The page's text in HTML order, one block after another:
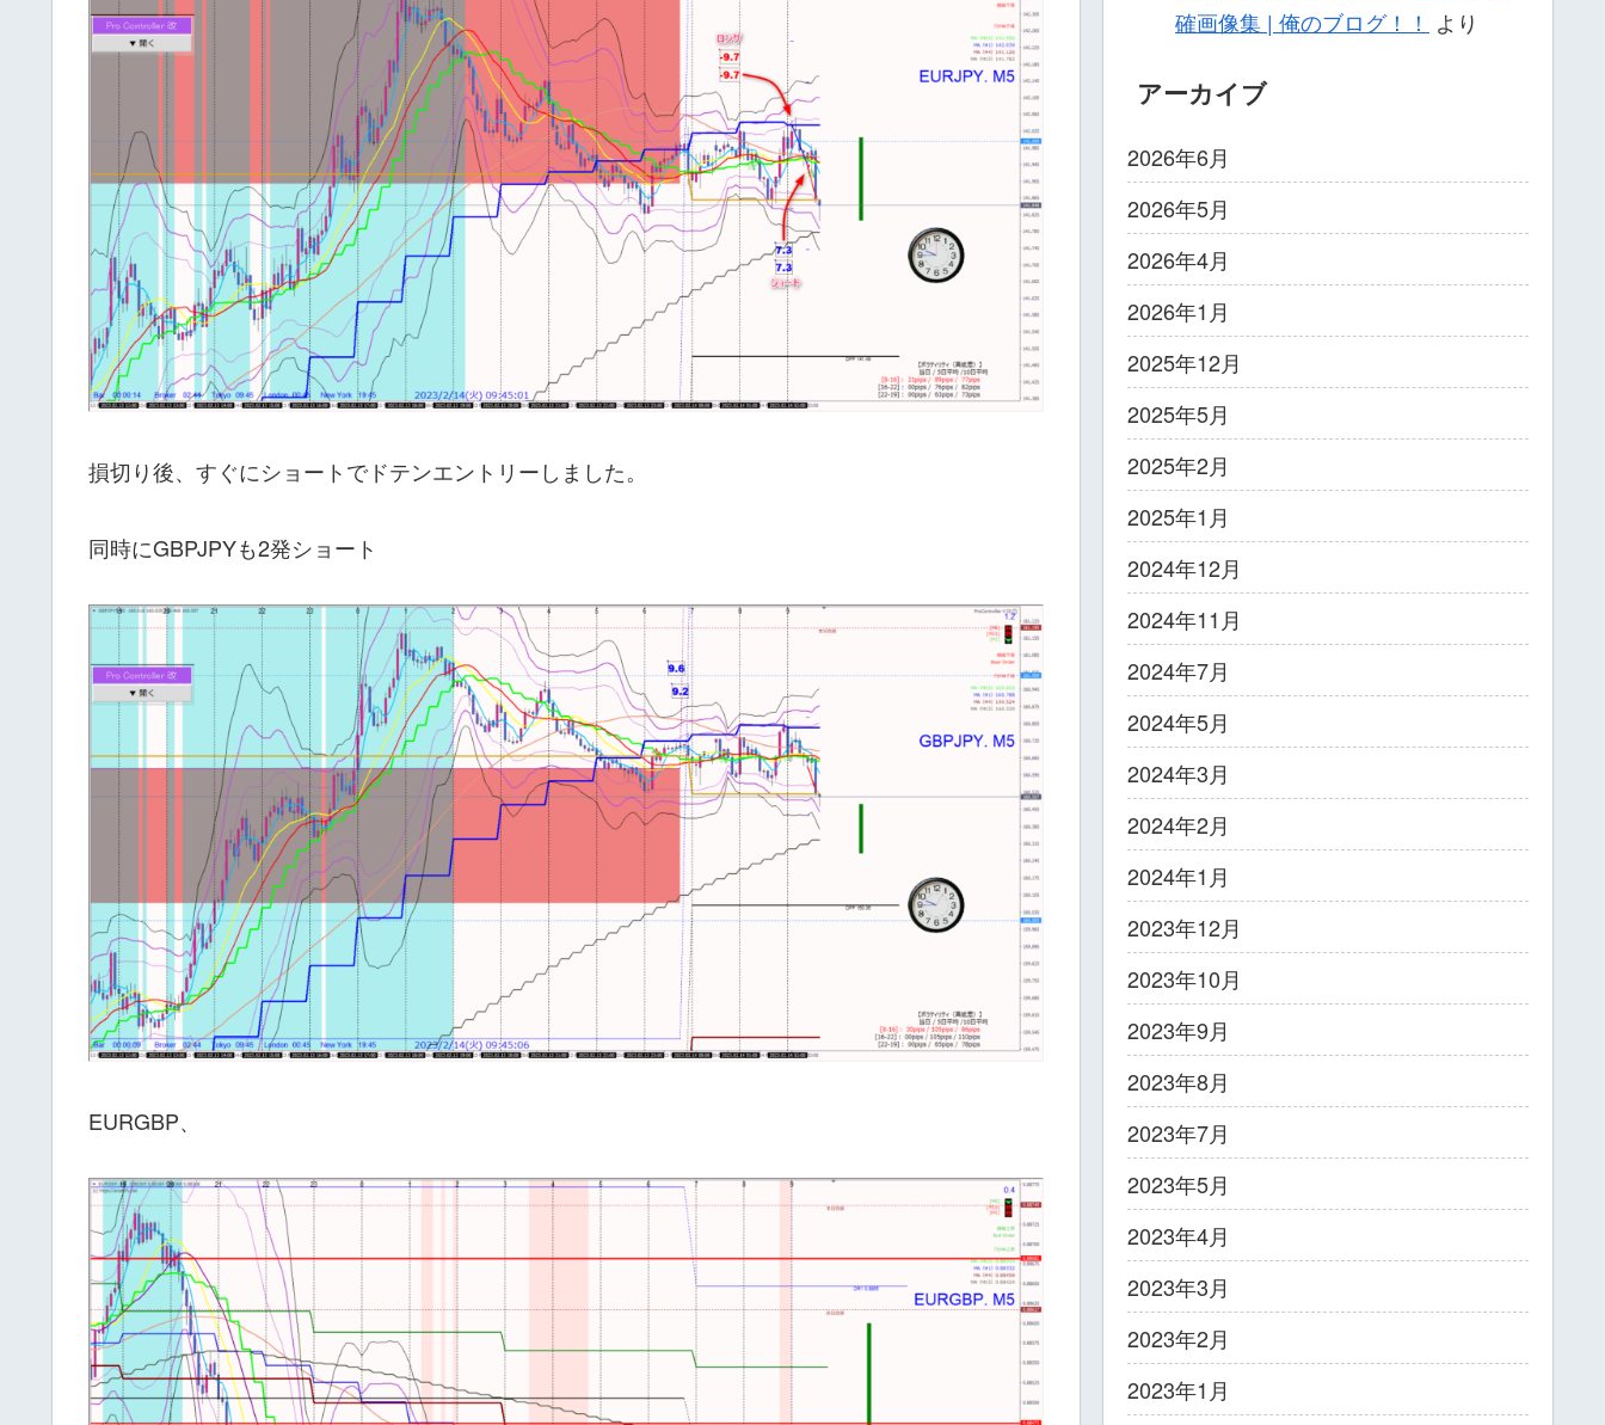
損切り後、すぐにショートでドテンエントリーしました。
同時にGBPJPYも2発ショート
EURGBP、
確画像集 | 俺のブログ！！ より
アーカイブ
2026年6月
2026年5月
2026年4月
2026年1月
2025年12月
2025年5月
2025年2月
2025年1月
2024年12月
2024年11月
2024年7月
2024年5月
2024年3月
2024年2月
2024年1月
2023年12月
2023年10月
2023年9月
2023年8月
2023年7月
2023年5月
2023年4月
2023年3月
2023年2月
2023年1月